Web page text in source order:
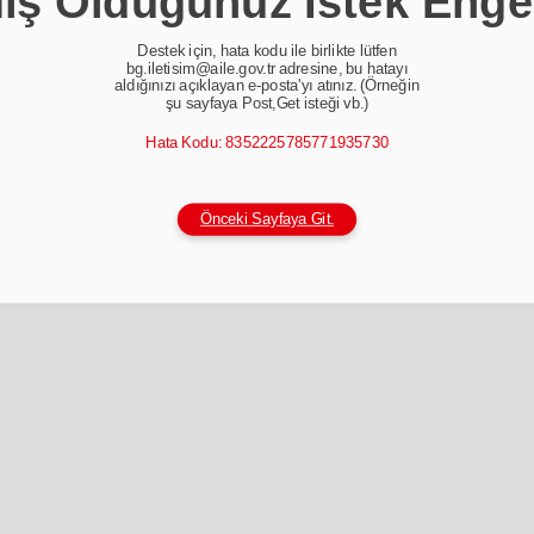
Destek için, hata kodu ile birlikte lütfen
bg.iletisim@aile.gov.tr adresine, bu hatayı
aldığınızı açıklayan e-posta'yı atınız. (Örneğin
şu sayfaya Post,Get isteği vb.)
Hata Kodu: 8352225785771935730
Önceki Sayfaya Git.